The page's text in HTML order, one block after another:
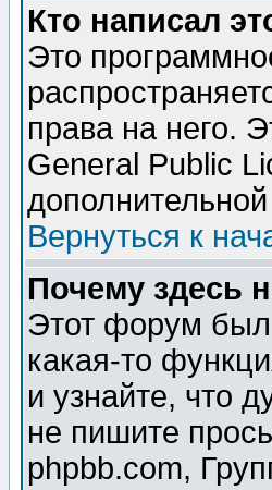
Кто написал
Это
права на него.
General Public
Вернуться к
Почему здесь
Этот форум был
какая-то
и узнайте, что
не пишите
phpbb.com,